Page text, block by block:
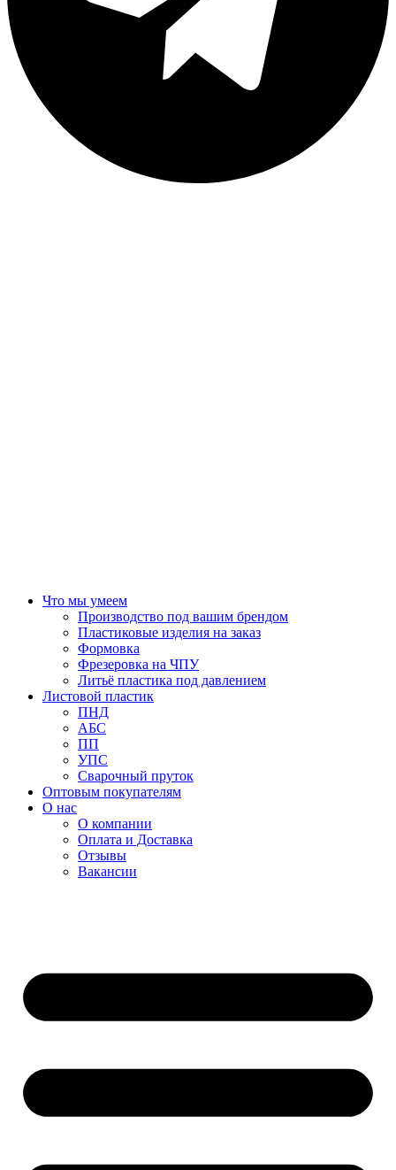
Что мы умеем
Производство под вашим брендом
Пластиковые изделия на заказ
Формовка
Фрезеровка на ЧПУ
Литьё пластика под давлением
Листовой пластик
ПНД
АБС
ПП
УПС
Сварочный пруток
Оптовым покупателям
О нас
О компании
Оплата и Доставка
Отзывы
Вакансии